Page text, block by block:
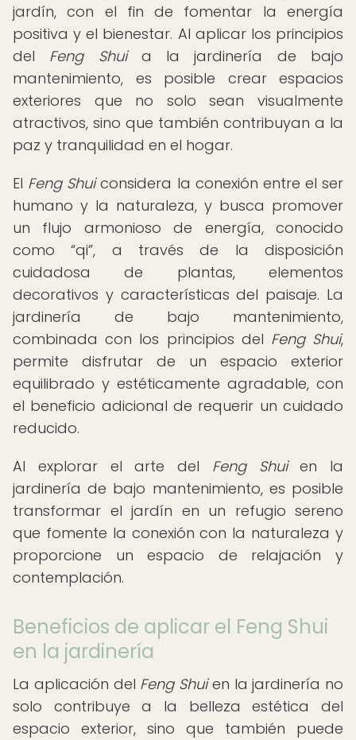
jardín, con el fin de fomentar la energía
positiva y el bienestar. Al aplicar los principios
del Feng Shuia la jardinería de bajo
mantenimiento, es posible crear espacios
exteriores que no solo sean visualmente
atractivos, sino que también contribuyan a la
paz y tranquilidad en el hogar.
El Feng Shuiconsidera la conexión entre el ser
humano y la naturaleza, y busca promover
un flujo armonioso de energía, conocido
como qi , a través de la disposición
cuidadosa de plantas, elementos
decorativos y características del paisaje. La
jardinería de bajo mantenimiento,
combinada con los principios del Feng Shui,
permite disfrutar de un espacio exterior
equilibrado y estéticamente agradable, con
el beneficio adicional de requerir un cuidado
reducido.
Al explorar el arte del Feng Shuien la
jardinería de bajo mantenimiento, es posible
transformar el jardín en un refugio sereno
que fomente la conexión con la naturaleza y
proporcione un espacio de relajación y
contemplación.
Beneficios de aplicar el Feng Shui
en la jardinería
La aplicación del Feng Shuien la jardinería no
solo contribuye a la belleza estética del
espacio exterior, sino que también puede